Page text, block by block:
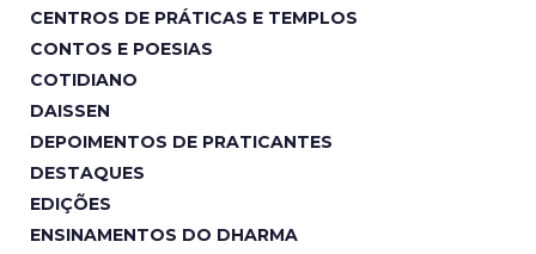
CENTROS DE PRÁTICAS E TEMPLOS
CONTOS E POESIAS
COTIDIANO
DAISSEN
DEPOIMENTOS DE PRATICANTES
DESTAQUES
EDIÇÕES
ENSINAMENTOS DO DHARMA